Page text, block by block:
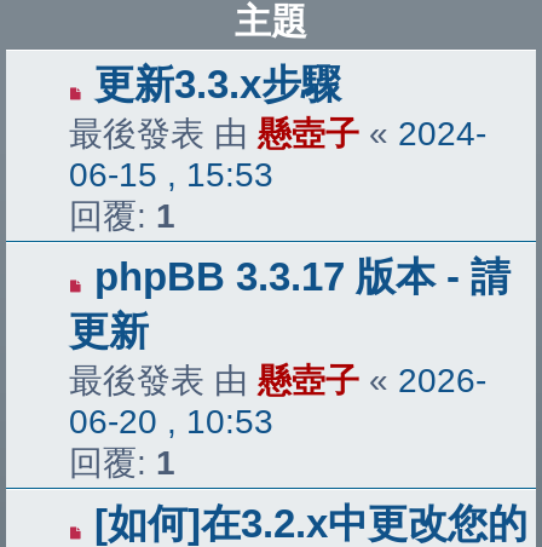
主題
更新3.3.x步驟
最後發表 由 懸壺子 « 2024-
06-15 , 15:53
回覆: 1
phpBB 3.3.17 版本 - 請
更新
最後發表 由 懸壺子 « 2026-
06-20 , 10:53
回覆: 1
[如何]在3.2.x中更改您的